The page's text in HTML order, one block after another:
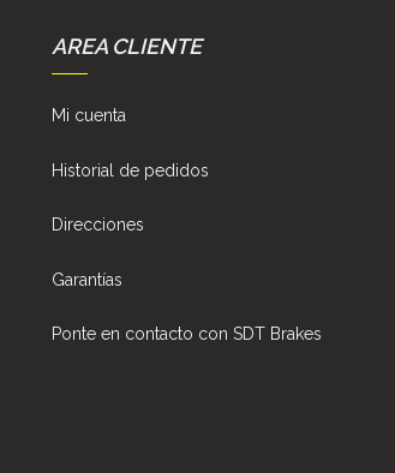
AREA CLIENTE
Mi cuenta
Historial de pedidos
Direcciones
Garantías
Ponte en contacto con SDT Brakes